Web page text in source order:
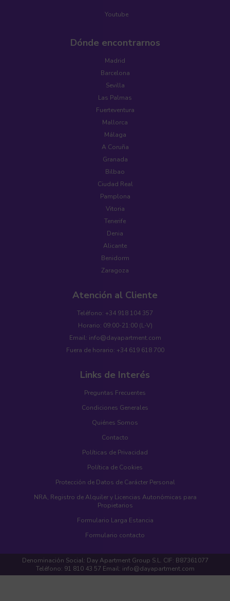
Youtube
Dónde encontrarnos
Madrid
Barcelona
Sevilla
Las Palmas
Fuerteventura
Mallorca
Málaga
A Coruña
Granada
Bilbao
Ciudad Real
Pamplona
Vitoria
Tenerife
Denia
Alicante
Benidorm
Zaragoza
Atención al Cliente
Teléfono: +34 918 104 357
Horario: 09:00-21:00 (L-V)
Email: info@dayapartment.com
Fuera de horario: +34 619 618 700
Links de Interés
Preguntas Frecuentes
Condiciones Generales
Quiénes Somos
Contacto
Políticas de Privacidad
Política de Cookies
Protección de Datos de Carácter Personal
NRA, Registro de Alquiler y Licencias Autonómicas para
Propietarios
Formulario Larga Estancia
Formulario contacto
Denominación Social: Day Apartment Group S.L. CIF: B87361077
Teléfono: 91 810 43 57 Email: info@dayapartment.com